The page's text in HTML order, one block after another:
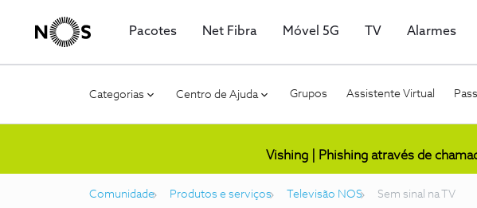
Pacotes Net Fibra Móvel 5G TV Alarmes
Categorias Centro de Ajuda Grupos Assistente Virtual
Vishing | Phishing através de
Comunidade Produtos e serviços Televisão NOS Sem sinal na TV